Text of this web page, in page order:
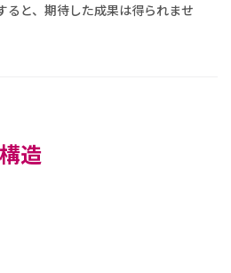
ると、期待した成果は得られませ
造